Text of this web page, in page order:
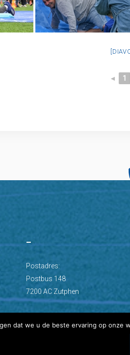
◄ 1
–
Postadres:
Postbus 148
7200 AC Zutphen
dat we u de beste ervaring op